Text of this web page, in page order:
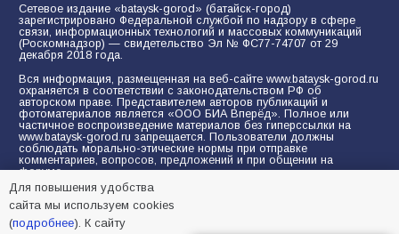
Сетевое издание «bataysk-gorod» (батайск-город)
зарегистрировано Федеральной службой по надзору в сфере
связи, информационных технологий и массовых коммуникаций
(Роскомнадзор) — свидетельство Эл № ФС77-74707 от 29
декабря 2018 года.
Вся информация, размещенная на веб-сайте www.bataysk-gorod.ru
охраняется в соответствии с законодательством РФ об
авторском праве. Представителем авторов публикаций и
фотоматериалов является «ООО БИА Вперёд». Полное или
частичное воспроизведение материалов без гиперссылки на
www.bataysk-gorod.ru запрещается. Пользователи должны
соблюдать морально-этические нормы при отправке
комментариев, вопросов, предложений и при общении на
форуме.
Политика конфиденциальности и защиты информации
Согласие на обработку персональных данных с помощью
сервисов Yandex.Metrika, LiveInternet, top.mail.ru
Для повышения удобства
сайта мы используем cookies
(подробнее). К сайту